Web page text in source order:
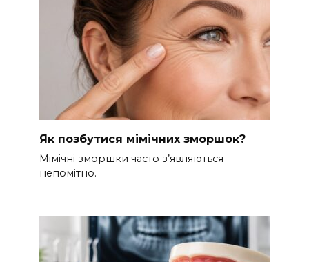
Як позбутися мімічних зморшок?
Мімічні зморшки часто з’являються
непомітно.